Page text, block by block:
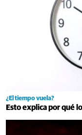
¿El tiempo vuela?
Esto explica por qué